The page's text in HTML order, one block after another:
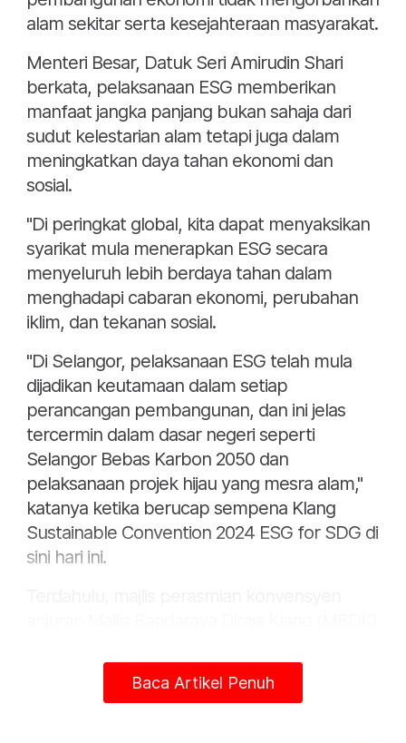
alam sekitar serta kesejahteraan masyarakat.
Menteri Besar, Datuk Seri Amirudin Shari
berkata, pelaksanaan ESG memberikan
manfaat jangka panjang bukan sahaja dari
sudut kelestarian alam tetapi juga dalam
meningkatkan daya tahan ekonomi dan
sosial.
"Di peringkat global, kita dapat menyaksikan
syarikat mula menerapkan ESG secara
menyeluruh lebih berdaya tahan dalam
menghadapi cabaran ekonomi, perubahan
iklim, dan tekanan sosial.
"Di Selangor, pelaksanaan ESG telah mula
dijadikan keutamaan dalam setiap
perancangan pembangunan, dan ini jelas
tercermin dalam dasar negeri seperti
Selangor Bebas Karbon 2050 dan
pelaksanaan projek hijau yang mesra alam,"
katanya ketika berucap sempena Klang
Sustainable Convention 2024 ESG for SDG di
sini hari ini.
Peralihan Tenaga dan Transformasi Air
(Petra), Akmal Nasrullah Mohd Nasir.
Baca Artikel Penuh